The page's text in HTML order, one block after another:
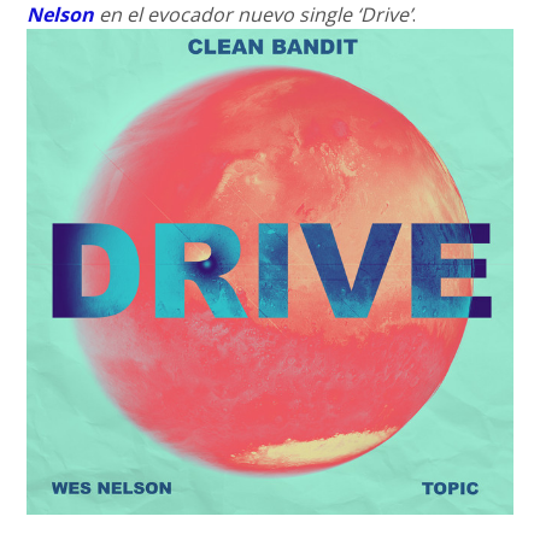
Nelson en el evocador nuevo single ‘Drive’.